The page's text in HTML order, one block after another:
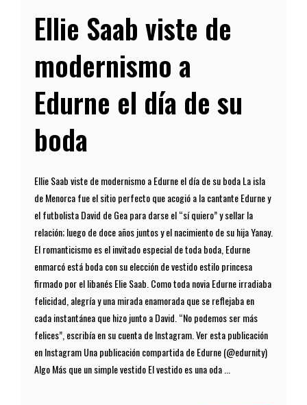
Ellie Saab viste de
modernismo a
Edurne el día de su
boda
Ellie Saab viste de modernismo a Edurne el día de su boda La isla
de Menorca fue el sitio perfecto que acogió a la cantante Edurne y
el futbolista David de Gea para darse el “sí quiero” y sellar la
relación; luego de doce años juntos y el nacimiento de su hija Yanay.
El romanticismo es el invitado especial de toda boda, Edurne
enmarcó está boda con su elección de vestido estilo princesa
firmado por el libanés Elie Saab. Como toda novia Edurne irradiaba
felicidad, alegría y una mirada enamorada que se reflejaba en
cada instantánea que hizo junto a David. “No podemos ser más
felices”, escribía en su cuenta de Instagram. Ver esta publicación
en Instagram Una publicación compartida de Edurne (@edurnity)
Algo Más que un simple vestido El vestido es una oda ...